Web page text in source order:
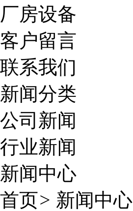
厂房设备
客户留言
联系我们
新闻分类
公司新闻
行业新闻
新闻中心
首页> 新闻中心